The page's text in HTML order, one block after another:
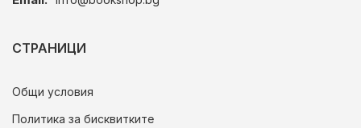
СТРАНИЦИ
Общи условия
Политика за бисквитките